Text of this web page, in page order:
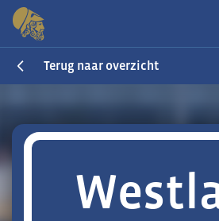
Terug naar overzicht